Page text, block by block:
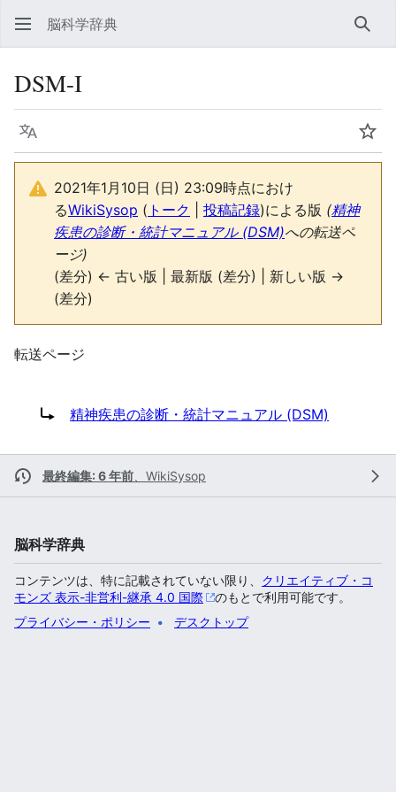
脳科学辞典 検索
DSM-I
言語 ウ
2021年1月10日 (日) 23:09時点におけ
るWikiSysop ( トーク 投稿記録)による版 (精神
疾患の診断・統計マニュアル (DSM)への転送ペ
ージ)
(差分) ← 古い版 | 最新版 (差分) | 新しい版 →
(差分)
転送ページ
転送先: 精神疾患の診断・統計マニュアル (DSM)
最終編集: 6 年前 WikiSysop
脳科学辞典
コンテンツは、特に記載されていない限り、 クリエイティブ・コ
モンズ 表示-非営利-継承 4.0 国際
のもとで利用可能です。
プライバシー・ポリシー
デスクトップ